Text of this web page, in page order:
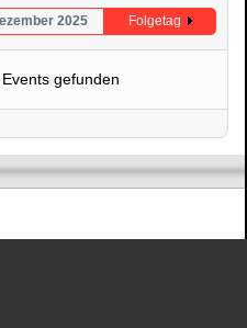
2025 Folgetag
gefunden